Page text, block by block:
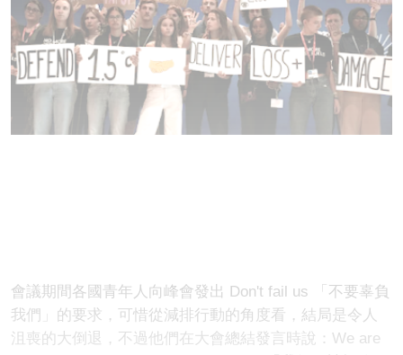
會議期間各國青年人向峰會發出 Don't fail us 「不要辜負
我們」的要求，可惜從減排行動的角度看，結局是令人
沮喪的大倒退，不過他們在大會總結發言時說：We are